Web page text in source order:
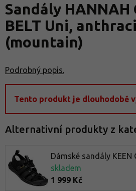
Sandály HANNAH
BELT Uni,
(mountain)
Podrobný popis.
Tento produkt je dlouhodobě
Alternativní produkty z
Dámské sandály KEEN
skladem
1 999 Kč